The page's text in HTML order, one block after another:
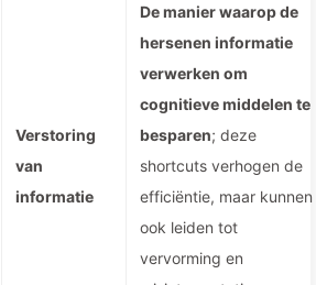
Verstoring
van
informatie
De manier waarop de
hersenen informatie
verwerken om
cognitieve middelen te
besparen; deze
shortcuts verhogen de
efficiëntie, maar kunnen
ook leiden tot
vervorming en